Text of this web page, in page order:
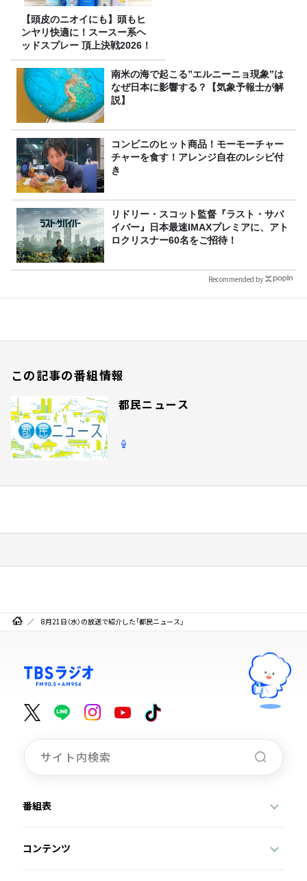
【頭皮のニオイにも】頭もヒ
ンヤリ快適に！スースー系ヘ
ッドスプレー 頂上決戦2026！
南米の海で起こる”エルニーニョ現象”は
なぜ日本に影響する？【気象予報士が解
説】
コンビニのヒット商品！モーモーチャー
チャーを食す！アレンジ自在のレシピ付
き
リドリー・スコット監督『ラスト・サバ
イバー』日本最速IMAXプレミアに、アト
ロクリスナー60名をご招待！
Recommended by
この記事の番組情報
都民ニュース
8月21日（水）の放送で紹介した「都民ニュース」
番組表
コンテンツ